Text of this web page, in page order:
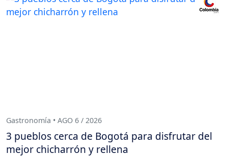
Gastronomía • AGO 6 / 2026
3 pueblos cerca de Bogotá para disfrutar del
mejor chicharrón y rellena